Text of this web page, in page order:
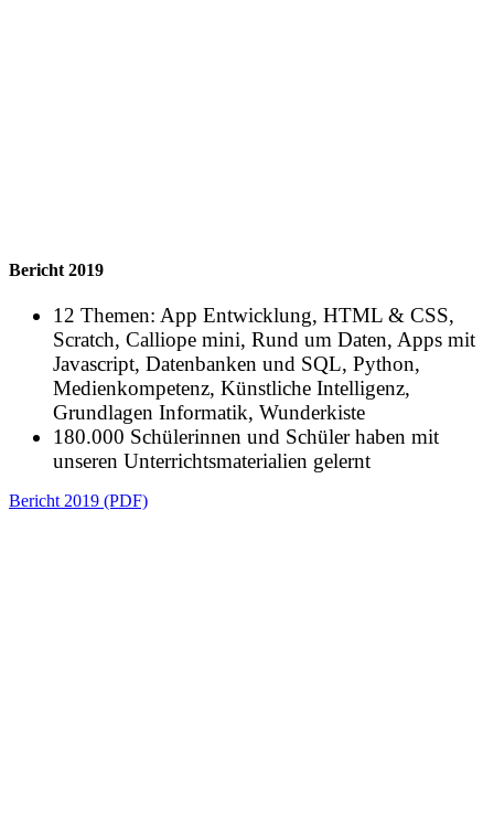
Bericht 2019
12 Themen: App Entwicklung, HTML & CSS,
Scratch, Calliope mini, Rund um Daten, Apps mit
Javascript, Datenbanken und SQL, Python,
Medienkompetenz, Künstliche Intelligenz,
Grundlagen Informatik, Wunderkiste
180.000 Schülerinnen und Schüler haben mit
unseren Unterrichtsmaterialien gelernt
Bericht 2019 (PDF)